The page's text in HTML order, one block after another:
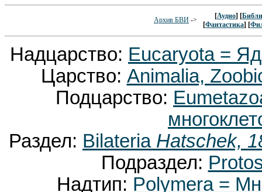
Архив БВИ -> [Аудио] [
[Фантастика] [
Надцарство: Eucaryota =
Царство: Animalia,
Подцарство:
Раздел: Bilateria Hatschek,
Подраздел:
Надтип: Polymera =